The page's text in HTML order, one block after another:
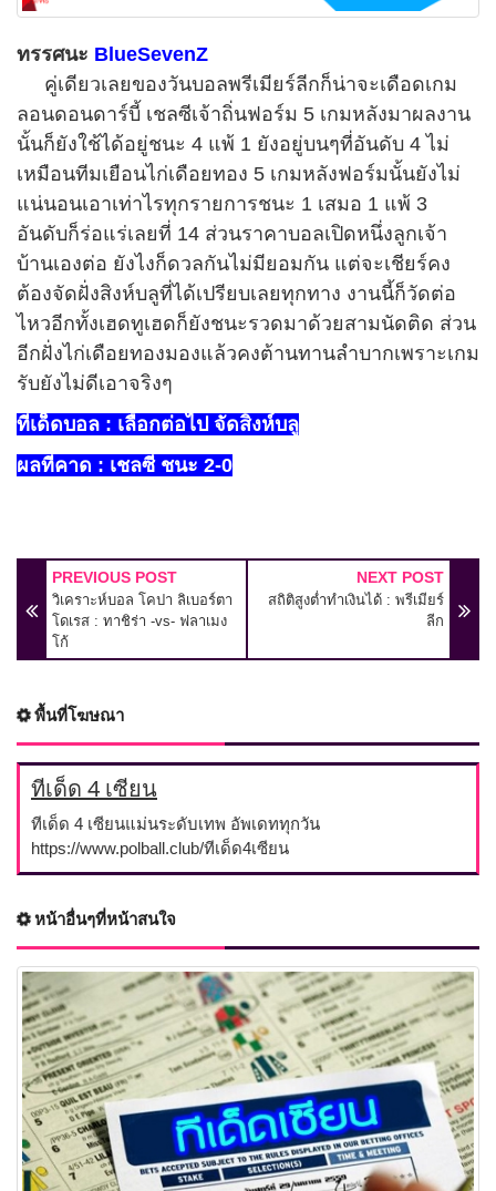
ทรรศนะ BlueSevenZ
คู่เดียวเลยของวันบอลพรีเมียร์ลีกก็น่าจะเดือดเกม
ลอนดอนดาร์บี้ เชลซีเจ้าถิ่นฟอร์ม 5 เกมหลังมาผลงาน
นั้นก็ยังใช้ได้อยู่ชนะ 4 แพ้ 1 ยังอยู่บนๆที่อันดับ 4ไม่
เหมือนทีมเยือนไก่เดือยทอง 5 เกมหลังฟอร์มนั้นยังไม่
แน่นอนเอาเท่าไรทุกรายการชนะ 1 เสมอ 1 แพ้ 3
อันดับก็ร่อแร่เลยที่ 14 ส่วนราคาบอลเปิดหนึ่งลูกเจ้า
บ้านเองต่อ ยังไงก็ดวลกันไม่มียอมกัน แต่จะเชียร์คง
ต้องจัดฝั่งสิงห์บลูที่ได้เปรียบเลยทุกทาง งานนี้ก็วัดต่อ
ไหวอีกทั้งเฮดทูเฮดก็ยังชนะรวดมาด้วยสามนัดติด ส่วน
อีกฝั่งไก่เดือยทองมองแล้วคงต้านทานลำบากเพราะเกม
รับยังไม่ดีเอาจริงๆ
ทีเด็ดบอล : เลือกต่อไป จัดสิงห์บลู
ผลที่คาด : เชลซี ชนะ 2-0
PREVIOUS POST
วิเคราะห์บอล โคปา ลิเบอร์ตา
โดเรส : ทาชิร่า -vs- ฟลาเมง
โก้
NEXT POST
สถิติสูงต่ำทำเงินได้ : พรีเมียร์
ลีก
พื้นที่โฆษณา
ทีเด็ด 4 เซียน
ทีเด็ด 4 เซียนแม่นระดับเทพ อัพเดททุกวัน
https://www.polball.club/ทีเด็ด4เซียน
หน้าอื่นๆที่หน้าสนใจ